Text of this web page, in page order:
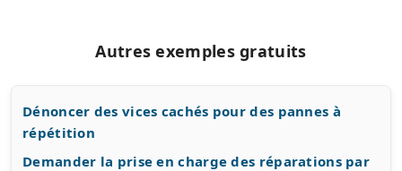
Autres exemples gratuits
Dénoncer des vices cachés pour des pannes à
répétition
Demander la prise en charge des réparations par